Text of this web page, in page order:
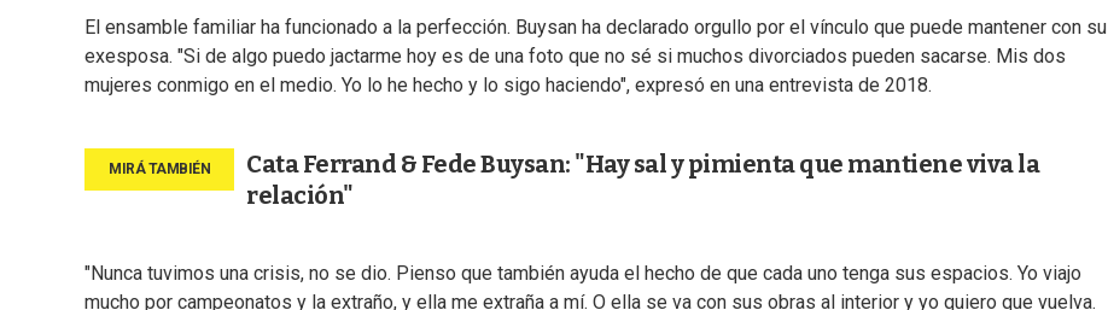
El ensamble familiar ha funcionado a la perfección. Buysan ha declarado orgullo por el vínculo que puede mantener con su
exesposa. "Si de algo puedo jactarme hoy es de una foto que no sé si muchos divorciados pueden sacarse. Mis dos
mujeres conmigo en el medio. Yo lo he hecho y lo sigo haciendo", expresó en una entrevista de 2018.
Cata Ferrand & Fede Buysan: "Hay sal y pimienta que mantiene viva la
relación"
"Nunca tuvimos una crisis, no se dio. Pienso que también ayuda el hecho de que cada uno tenga sus espacios. Yo viajo
mucho por campeonatos y la extraño, y ella me extraña a mí. O ella se va con sus obras al interior y yo quiero que vuelva.